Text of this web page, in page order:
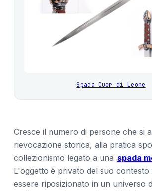
Spada Cuor di Leone
Cresce il numero di persone che si
rievocazione storica, alla pratica
collezionismo legato a una spada
L'oggetto è privato del suo
essere riposizionato in un universo